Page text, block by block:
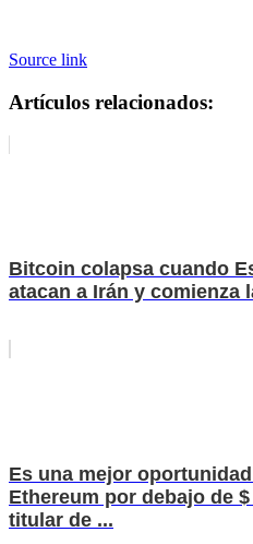
Source link
Artículos relacionados:
Bitcoin colapsa cuando
atacan a Irán y comienza
Es una mejor
Ethereum por debajo de
titular de ...